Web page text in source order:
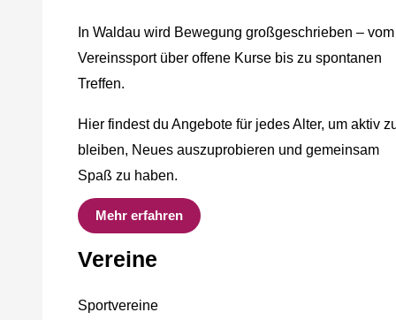
In Waldau wird Bewegung großgeschrieben – vom
Vereinssport über offene Kurse bis zu spontanen
Treffen.
Hier findest du Angebote für jedes Alter, um aktiv
bleiben, Neues auszuprobieren und gemeinsam
Spaß zu haben.
Mehr erfahren
Vereine
Sportvereine